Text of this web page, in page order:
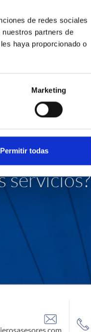
de redes sociales
partners de
haya proporcionado o
Marketing
Permitir todas
servicios?